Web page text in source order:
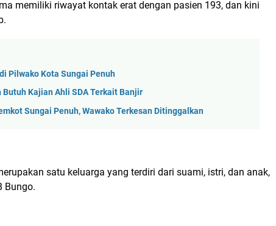
memiliki riwayat kontak erat dengan pasien 193, dan kini
Pilwako Kota Sungai Penuh
Butuh Kajian Ahli SDA Terkait Banjir
Sungai Penuh, Wawako Terkesan Ditinggalkan
satu keluarga yang terdiri dari suami, istri, dan anak,
Bungo.